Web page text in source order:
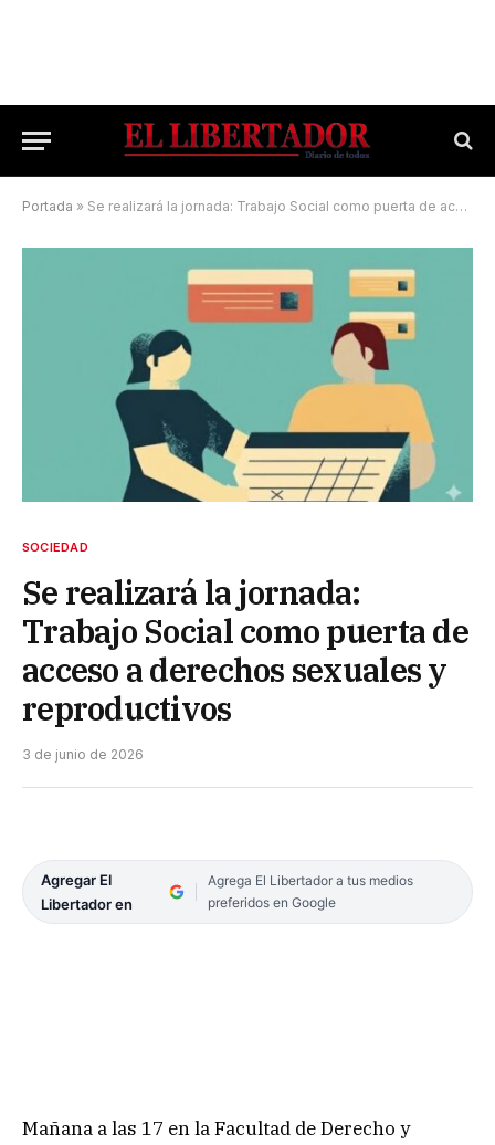
Portada » Se realizará la jornada: Trabajo Social como puerta de acceso a derechos sexuales y reproductivos
SOCIEDAD
Se realizará la jornada:
Trabajo Social como puerta de
acceso a derechos sexuales y
reproductivos
3 de junio de 2026
Agregar El
Libertador en
Agrega El Libertador a tus medios
preferidos en Google
Mañana a las 17 en la Facultad de Derecho y